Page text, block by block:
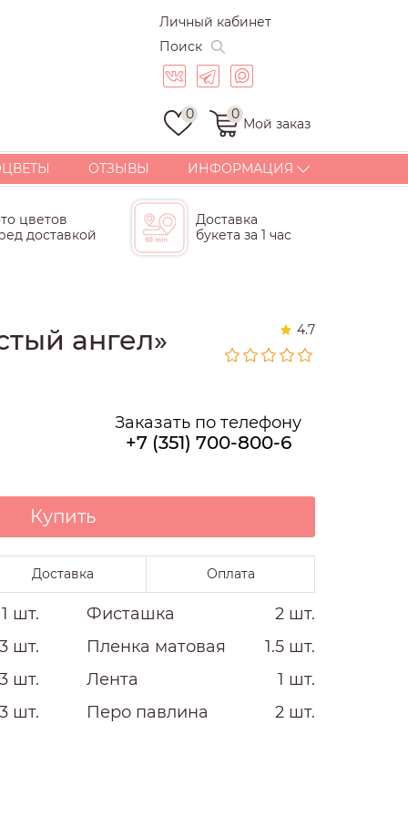
Личный кабинет
Поиск
0 0
Мой заказ
ОТЗЫВЫ
ИНФОРМАЦИЯ
ОПЛАТА
СТАТЬИ
ПОЧЕМУ МЫ?
цветов
доставкой
Доставка
букета за 1 час
ангел» 4.7
Заказать по телефону
+7 (351) 700-800-6
Купить
Доставка Оплата
1 шт.
шт.
шт.
шт.
Фисташка
2 шт.
Пленка матовая
1.5 шт.
Лента
1 шт.
Перо павлина
2 шт.